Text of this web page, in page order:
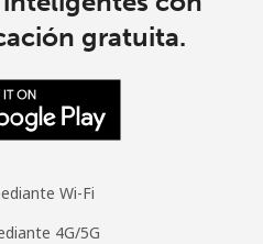
gratuita.
Wi-Fi
4G/5G